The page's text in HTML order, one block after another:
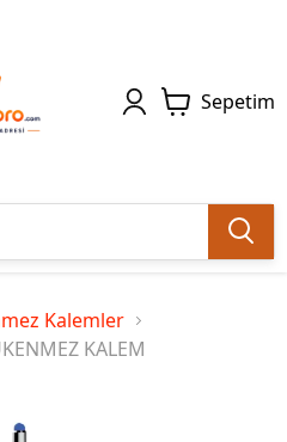
Sepetim
Kalemler
KALEM